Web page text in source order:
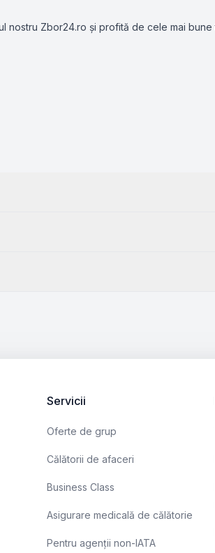
nostru Zbor24.ro și profită de cele mai
Servicii
Oferte de grup
Călătorii de afaceri
Business Class
Asigurare medicală de călătorie
Pentru agenții non-IATA